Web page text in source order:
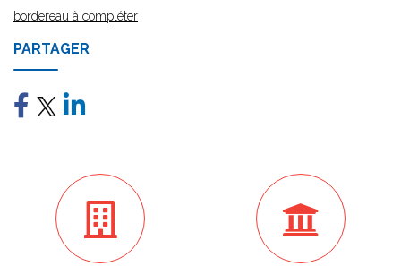
bordereau à compléter
PARTAGER